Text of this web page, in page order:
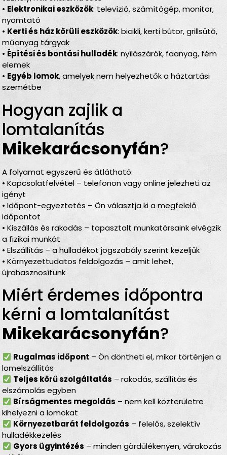
• Elektronikai eszközök: televízió, számítógép, monitor,
nyomtató
• Kerti és ház körüli eszközök: bicikli, kerti bútor, grillsütő,
műanyag tárgyak
• Építési és bontási hulladék: nyílászárók, faanyag, fém
elemek
• Egyéb lomok, amelyek nem helyezhetők a háztartási
szemétbe
Hogyan zajlik a
lomtalanítás
Mikekarácsonyfán?
A folyamat egyszerű és átlátható:
• Kapcsolatfelvétel – telefonon vagy online jelezheti az
igényt
• Időpont-egyeztetés – Ön választja ki a megfelelő
időpontot
• Kiszállás és rakodás – tapasztalt munkatársaink elvégzik
a fizikai munkát
• Elszállítás – a hulladékot jogszabály szerint kezeljük
• Környezettudatos feldolgozás – amit lehet,
újrahasznosítunk
Miért érdemes időpontra
kérni a lomtalanítást
Mikekarácsonyfán?
Rugalmas időpont – Ön döntheti el, mikor történjen a
lomelszállítás
Teljes körű szolgáltatás – rakodás, szállítás és
elszámolás egyben
Bírságmentes megoldás – nem kell közterületre
kihelyezni a lomokat
Környezetbarát feldolgozás – felelős, szelektív
hulladékkezelés
Gyors ügyintézés – minden gördülékenyen, várakozás